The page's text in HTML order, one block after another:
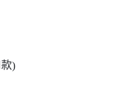
)